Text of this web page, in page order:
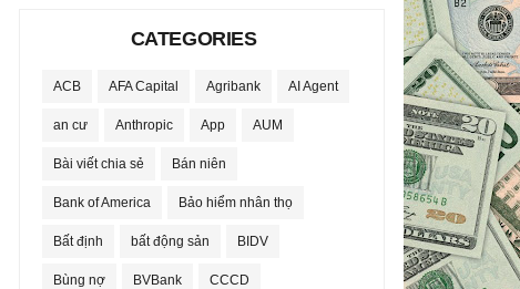
CATEGORIES
ACB AFA Capital Agribank AI Agent
an cư Anthropic App AUM
Bài viết chia sẻ Bán niên
Bank of America Bảo hiểm nhân thọ
Bất định bất động sản BIDV
Bùng nợ BVBank CCCD